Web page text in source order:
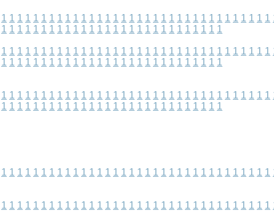
1 1 1 1 1 1 1 1 1 1 1 1 1 1 1 1 1 1 1 1 1 1 1 1 1 1 1 1 1 1 1 1 1 1
1 1 1 1 1 1 1 1 1 1 1 1 1 1 1 1 1 1 1 1 1 1 1 1 1 1 1 1
1 1 1 1 1 1 1 1 1 1 1 1 1 1 1 1 1 1 1 1 1 1 1 1 1 1 1 1 1 1 1 1 1 1
1 1 1 1 1 1 1 1 1 1 1 1 1 1 1 1 1 1 1 1 1 1 1 1 1 1 1 1
1 1 1 1 1 1 1 1 1 1 1 1 1 1 1 1 1 1 1 1 1 1 1 1 1 1 1 1 1 1 1 1 1 1
1 1 1 1 1 1 1 1 1 1 1 1 1 1 1 1 1 1 1 1 1 1 1 1 1 1 1 1
1 1 1 1 1 1 1 1 1 1 1 1 1 1 1 1 1 1 1 1 1 1 1 1 1 1 1 1 1 1 1 1 1 1
1 1 1 1 1 1 1 1 1 1 1 1 1 1 1 1 1 1 1 1 1 1 1 1 1 1 1 1 1 1 1 1 1 1